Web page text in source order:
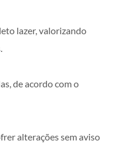
lazer, valorizando
de acordo com o
alterações sem aviso